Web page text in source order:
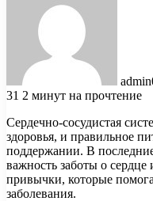
admin
31 2 минут на прочтение
Сердечно-сосудистая
здоровья, и правильное
поддержании. В
важность заботы о сердце
привычки, которые
заболевания.